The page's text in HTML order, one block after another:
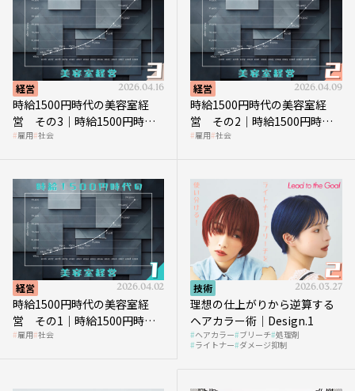
経営 2026.04.16
時給1500円時代の美容室経
営 その3｜時給1500円時
代、美容業はどのような影響
雇用 社会
経営 2026.04.09
時給1500円時代の美容室経
営 その2｜時給1500円時代
に支払う給与はいくらなのか
雇用 社会
経営 2026.04.02
時給1500円時代の美容室経
営 その1｜時給1500円時代
へ向かう社会的背景
雇用 社会
技術 2026.03.27
理想の仕上がりから逆算する
ヘアカラー術｜Design.1
ヘアカラー ブリーチ 処理剤
ライトナー ダメージ抑制